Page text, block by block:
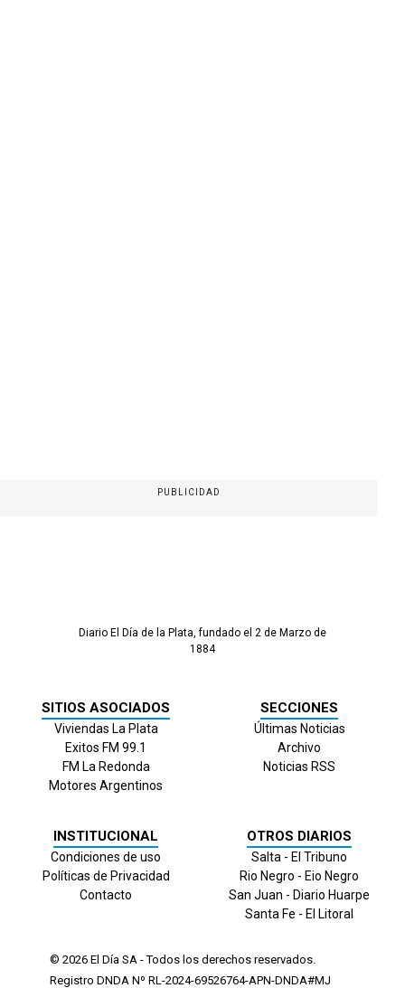
PUBLICIDAD
Diario El Día de la Plata, fundado el 2 de Marzo de
1884
SITIOS ASOCIADOS
Viviendas La Plata
Exitos FM 99.1
FM La Redonda
Motores Argentinos
SECCIONES
Últimas Noticias
Archivo
Noticias RSS
INSTITUCIONAL
Condiciones de uso
Políticas de Privacidad
Contacto
OTROS DIARIOS
Salta - El Tribuno
Rio Negro - Eio Negro
San Juan - Diario Huarpe
Santa Fe - El Litoral
© 2026 El Día SA - Todos los derechos reservados.
Registro DNDA Nº RL-2024-69526764-APN-DNDA#MJ